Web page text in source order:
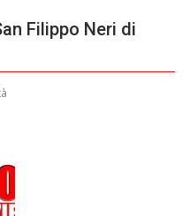
Filippo Neri di